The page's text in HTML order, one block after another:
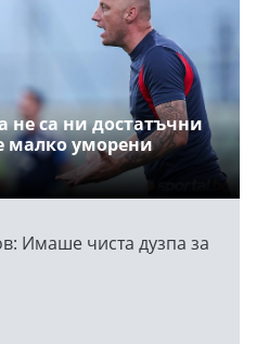
не са ни достатъчни
малко уморени
Имаше чиста дузпа за